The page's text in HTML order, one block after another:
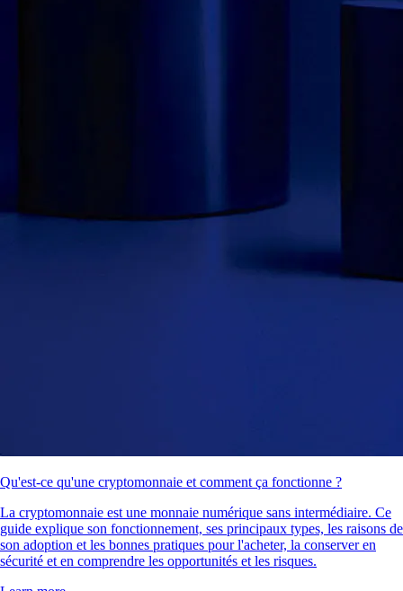
Qu'est-ce qu'une cryptomonnaie et comment ça fonctionne ?
La cryptomonnaie est une monnaie numérique sans intermédiaire. Ce
guide explique son fonctionnement, ses principaux types, les raisons de
son adoption et les bonnes pratiques pour l'acheter, la conserver en
sécurité et en comprendre les opportunités et les risques.